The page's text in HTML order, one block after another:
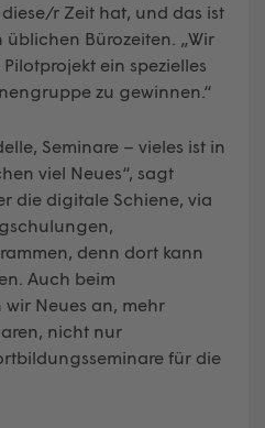
r Zeit hat, und das ist
Bürozeiten. „Wir
ein spezielles
zu gewinnen.“
Seminare – vieles ist in
viel Neues“, sagt
die digitale Schiene, via
denn dort kann
Auch beim
Neues an, mehr
nicht nur
für die